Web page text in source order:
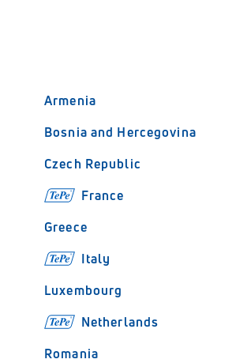
Armenia
Bosnia and Hercegovina
Czech Republic
France
Greece
Italy
Luxembourg
Netherlands
Romania